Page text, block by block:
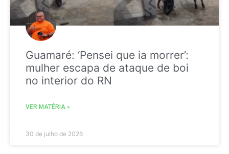
Guamaré: ‘Pensei que ia morrer’:
mulher escapa de ataque de boi
no interior do RN
VER MATÉRIA »
30 de julho de 2026